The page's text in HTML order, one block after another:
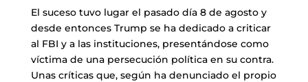
El suceso tuvo lugar el pasado día 8 de agosto y
desde entonces Trump se ha dedicado a criticar
al FBI y a las instituciones, presentándose como
víctima de una persecución política en su contra.
Unas críticas que, según ha denunciado el propio